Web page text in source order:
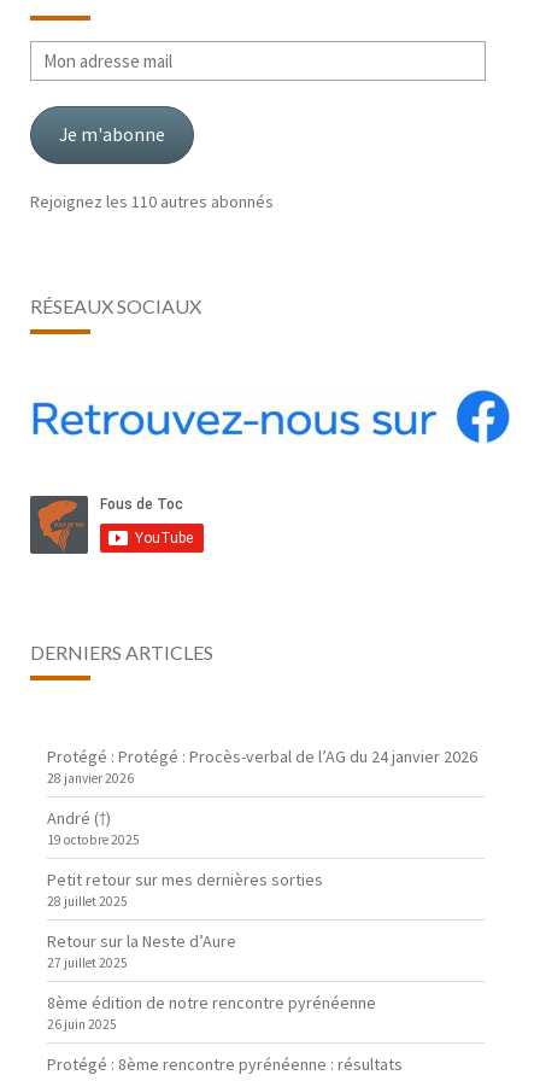
Mon
adresse
mail
Je m'abonne
Rejoignez les 110 autres abonnés
RÉSEAUX SOCIAUX
DERNIERS ARTICLES
Protégé : Protégé : Procès-verbal de l’AG du 24 janvier 2026
28 janvier 2026
André (†)
19 octobre 2025
Petit retour sur mes dernières sorties
28 juillet 2025
Retour sur la Neste d’Aure
27 juillet 2025
8ème édition de notre rencontre pyrénéenne
26 juin 2025
Protégé : 8ème rencontre pyrénéenne : résultats